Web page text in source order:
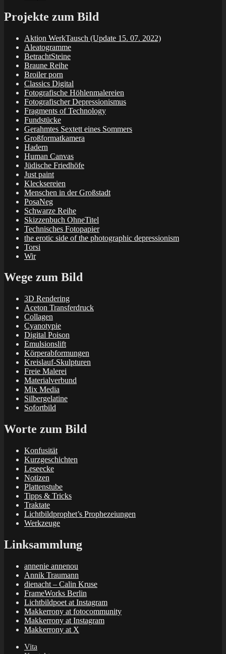
Projekte zum Bild
Aktion WerkTausch (Update 15. 07. 2022)
Aleatogramme
BetrachtSteine
Braune Reihe
Broiler porn
Classics Digital
Fotografische Höhlenmalereien
Fotografischer Depressionismus
Fragments of Technology
Fundstücke
Gerahmtes Sextett eines Sommers
Großformatkamera
Hadern
Human Canvas
Jüdische Friedhöfe
Just paint
Klecksereien
Menschen in der Großstadt
PosaNeg
Schwarze Reihe
Skizzenbuch OhneTitel
Technisches Fotopapier
the erotic side of the photographic depressionism
Torsi
Wir
Wege zum Bild
3D Rendering
Aceton Transferdruck
Collagen
Cyanotypie
Digital Poison
Emulsionslift
Körperabformungen
Kreislauf-Skulpturen
Freie Malerei
Materialverbund
Mix Media
Silbergelatine
Sofortbild
Worte zum Bild
Konfusität
Kurzgeschichten
Leseecke
Notizen
Plattenstube
Tipps & Tricks
Traktate
Lichtbildprophet’s Prophezeiungen
Werkzeuge
Linksammlung
annenie annenou
Annik Traumann
dienacht – Calin Kruse
FrameWorks Berlin
Lichtbildpoet at Instagram
Makkerrony at fotocommunity
Makkerrony at Instagram
Makkerrony at X
Vita